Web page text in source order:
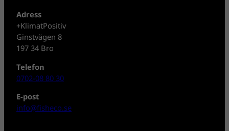
Adress
+KlimatPositiv
Ginstvägen 8
197 34 Bro
Telefon
0702-08 80 30
E-post
info@fisheco.se